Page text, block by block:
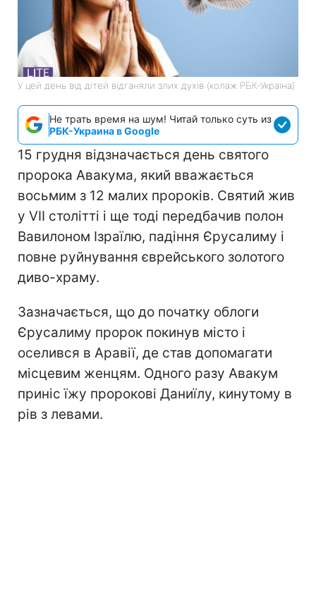
У цей день від дітей відганяли злих духів (колаж РБК-Україна)
Не трать время на шум! Читай только суть из
РБК-Украина в Google
15 грудня відзначається день святого
пророка Авакума, який вважається
восьмим з 12 малих пророків. Святий жив
у VII столітті і ще тоді передбачив полон
Вавилоном Ізраїлю, падіння Єрусалиму і
повне руйнування єврейського золотого
диво-храму.
Зазначається, що до початку облоги
Єрусалиму пророк покинув місто і
оселився в Аравії, де став допомагати
місцевим женцям. Одного разу Авакум
приніс їжу пророкові Даниїлу, кинутому в
рів з левами.